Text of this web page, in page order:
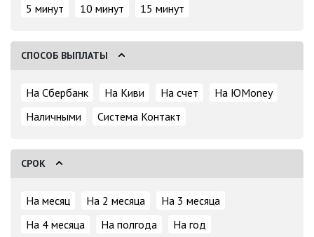
5 минут 10 минут 15 минут
СПОСОБ ВЫПЛАТЫ
На Сбербанк На Киви На счет
На ЮMoney
Наличными
Система Контакт
СРОК
На месяц На 2 месяца
На 3 месяца
На 4 месяца
На полгода На год